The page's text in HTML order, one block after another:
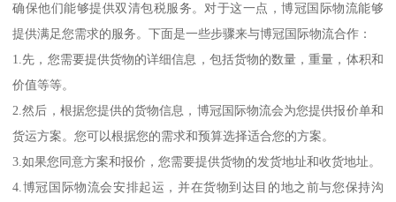
确保他们能够提供双清包税服务。对于这一点，博冠国际物流能够
提供满足您需求的服务。下面是一些步骤来与博冠国际物流合作：
1.先，您需要提供货物的详细信息，包括货物的数量，重量，体积和
价值等等。
2.然后，根据您提供的货物信息，博冠国际物流会为您提供报价单和
货运方案。您可以根据您的需求和预算选择适合您的方案。
3.如果您同意方案和报价，您需要提供货物的发货地址和收货地址。
4.博冠国际物流会安排起运，并在货物到达目的地之前与您保持沟